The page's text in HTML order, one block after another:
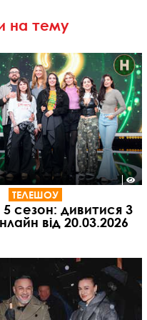
на тему
ТЕЛЕШОУ
сезон: дивитися 3
від 20.03.2026